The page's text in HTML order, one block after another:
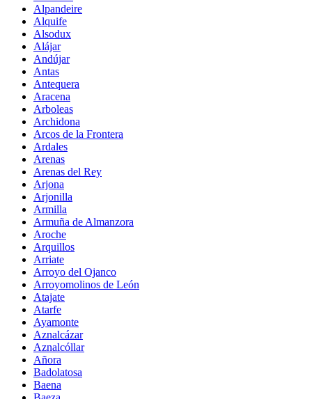
Alpandeire
Alquife
Alsodux
Alájar
Andújar
Antas
Antequera
Aracena
Arboleas
Archidona
Arcos de la Frontera
Ardales
Arenas
Arenas del Rey
Arjona
Arjonilla
Armilla
Armuña de Almanzora
Aroche
Arquillos
Arriate
Arroyo del Ojanco
Arroyomolinos de León
Atajate
Atarfe
Ayamonte
Aznalcázar
Aznalcóllar
Añora
Badolatosa
Baena